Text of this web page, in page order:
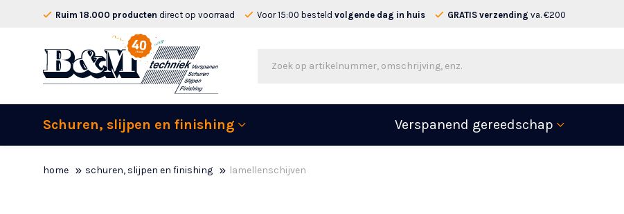
Ruim 18.000 producten direct op voorraad Voor 15:00 besteld volgende dag in huis GRATIS verzending va. €200
Schuren, slijpen en finishing Verspanend gereedschap
home schuren, slijpen en finishing lamellenschijven